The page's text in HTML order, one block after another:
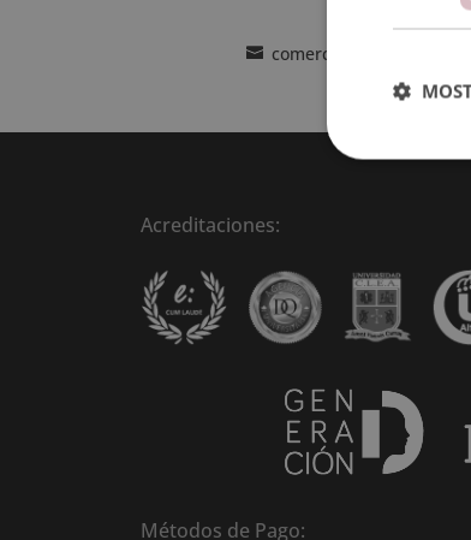
comercial@esneca.com
Acreditaciones:
Métodos de Pago: